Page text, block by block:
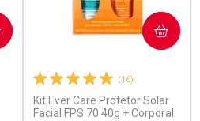
Ativar Desconto
(16)
Kit Ever Care Protetor Solar
Facial FPS 70 40g + Corporal
COMPRAR